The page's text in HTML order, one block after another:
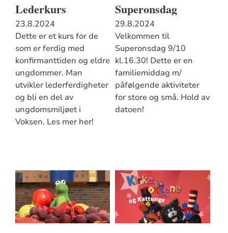
Lederkurs
23.8.2024
Dette er et kurs for de
som er ferdig med
konfirmanttiden og eldre
ungdommer. Man
utvikler lederferdigheter
og bli en del av
ungdomsmiljøet i
Voksen. Les mer her!
Superonsdag
29.8.2024
Velkommen til
Superonsdag 9/10
kl.16.30! Dette er en
familiemiddag m/
påfølgende aktiviteter
for store og små. Hold av
datoen!